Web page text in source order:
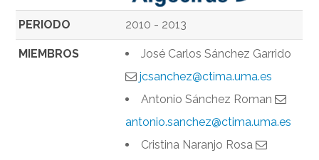
PERIODO 2010 - 2013
MIEMBROS
José Carlos Sánchez Garrido
jcsanchez@ctima.uma.es
Antonio Sánchez Roman
antonio.sanchez@ctima.uma.es
Cristina Naranjo Rosa